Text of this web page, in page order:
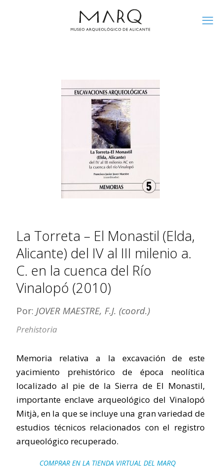
La Torreta – El Monastil (Elda,
Alicante) del IV al III milenio a.
C. en la cuenca del Río
Vinalopó (2010)
Por: JOVER MAESTRE, F.J. (coord.)
Prehistoria
Memoria relativa a la excavación de este
yacimiento prehistórico de época neolítica
localizado al pie de la Sierra de El Monastil,
importante enclave arqueológico del Vinalopó
Mitjà, en la que se incluye una gran variedad de
estudios técnicos relacionados con el registro
arqueológico recuperado.
COMPRAR EN LA TIENDA VIRTUAL DEL MARQ